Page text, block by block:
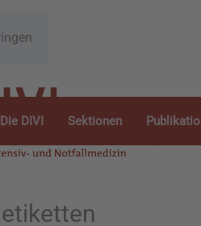
Die DIVI Sektionen